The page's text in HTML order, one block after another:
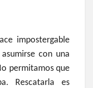
impostergable
con una
permitamos que
Rescatarla es